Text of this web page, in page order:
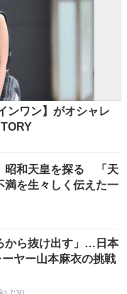
ンワン】がオシャレ
昭和天皇を探る 「天
満を生々しく伝えた一
から抜け出す」…日本
ヤー山本麻衣の挑戦
) 7:30